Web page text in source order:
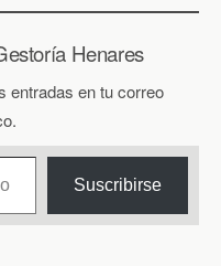
Henares
entradas en tu correo
Suscribirse